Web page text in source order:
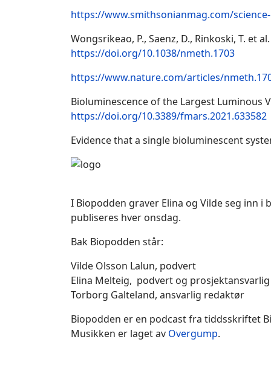
https://www.smithsonianmag.com/
Wongsrikeao, P., Saenz, D., Rinkoski, T.
https://doi.org/10.1038/nmeth.1703
https://www.nature.com/articles/
Bioluminescence of the Largest Luminous
https://doi.org/10.3389/fmars.2021.633582
Evidence that a single bioluminescent
I Biopodden graver Elina og Vilde seg inn
publiseres hver onsdag.
Bak Biopodden står:
Vilde Olsson Lalun, podvert
Elina Melteig, podvert og prosjektansvarlig
Torborg Galteland, ansvarlig redaktør
Biopodden er en podcast fra tiddsskriftet
Musikken er laget av Overgump.